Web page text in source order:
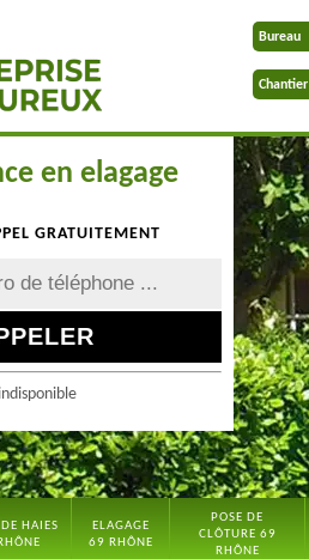
Bureau
Chantier
en elagage
GRATUITEMENT
HAIES
ELAGAGE
69 RHÔNE
POSE DE
CLÔTURE 69
RHÔNE